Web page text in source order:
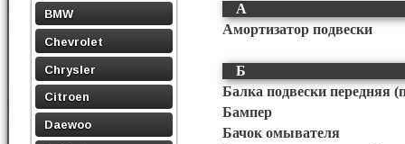
BMW
Chevrolet
Chrysler
Citroen
Daewoo
А
Амортизатор подвески
Б
Балка подвески передняя
Бампер
Бачок омывателя